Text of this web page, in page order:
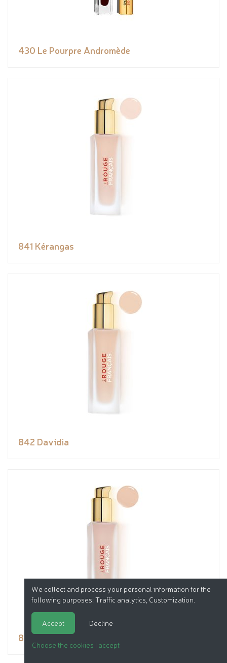
430 Le Pourpre Andromède
841 Kérangas
842 Davidia
850 Nigitrelle
We collect and process your personal information for the
following purposes: Traffic analytics, Customization
Accept Decline
Choose the cookies I accept